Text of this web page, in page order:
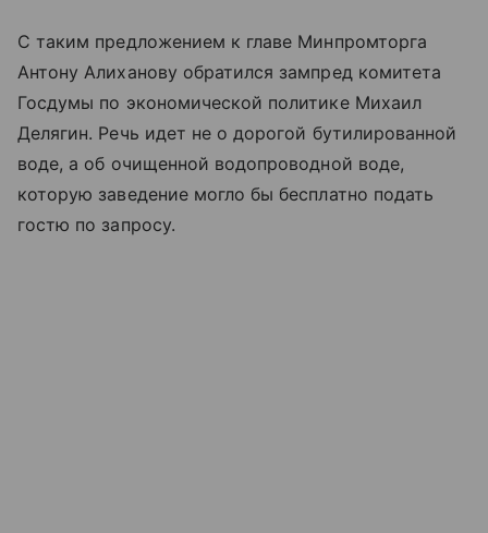
С таким предложением к главе Минпромторга
Антону Алиханову обратился зампред комитета
Госдумы по экономической политике Михаил
Делягин. Речь идет не о дорогой бутилированной
воде, а об очищенной водопроводной воде,
которую заведение могло бы бесплатно подать
гостю по запросу.